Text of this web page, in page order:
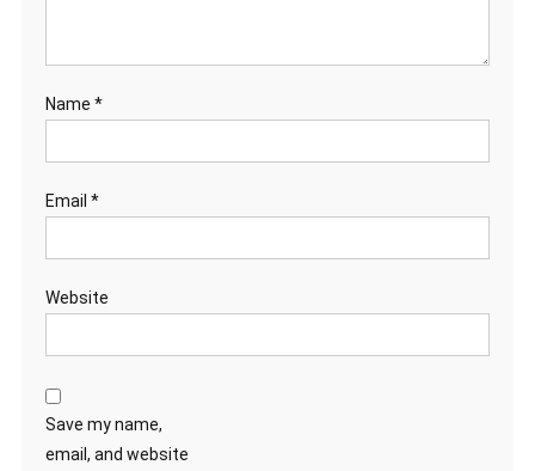
Name *
Email *
Website
Save my name,
email, and website